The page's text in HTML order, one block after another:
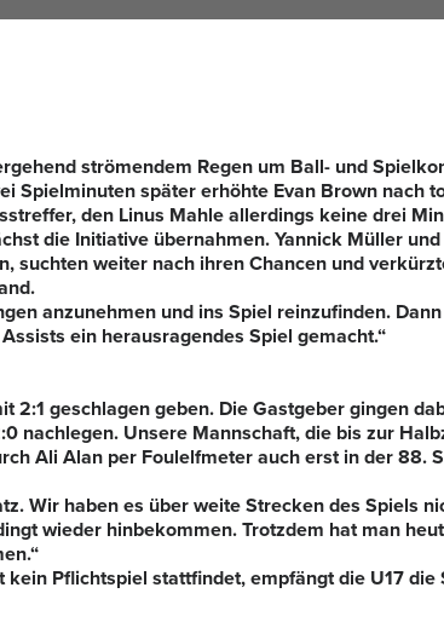
strömendem Regen um Ball- und
Spielminuten später erhöhte Evan Brown nach
den Linus Mahle allerdings keine drei
die Initiative übernahmen. Yannick Müller
weiter nach ihren Chancen und
anzunehmen und ins Spiel reinzufinden.
ein herausragendes Spiel gemacht.“
geschlagen geben. Die Gastgeber gingen
nachlegen. Unsere Mannschaft, die bis zur
Ali Alan per Foulelfmeter auch erst in der 88.
Wir haben es über weite Strecken des Spiels
wieder hinbekommen. Trotzdem hat man
Pflichtspiel stattfindet, empfängt die U17 die